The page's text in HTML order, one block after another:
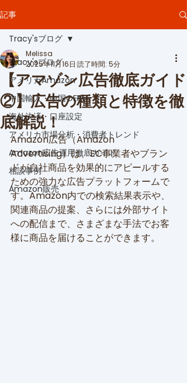
記事
Tracy'sブログ
アメリカAmazon
中国輸入・中国OEM
海外決済・口座設定
アメリカ市場分析・消費者トレンド
Amazon広告運用徹底ガイド
相談事例
Amazon販売
Tracy'sブログ
【アマゾン広告徹底ガイド
②】広告の種類と特徴を徹
底解説！
Melissa
2025年11月16日 読了時間: 5分
Amazon広告（Amazon
Advertising）は、EC事業者やブラン
ドが自社商品を効果的にアピールする
ための強力な広告プラットフォームで
す。Amazon内での検索結果表示や、
関連商品の提案、さらには外部サイト
への配信まで、さまざまな手法でお客
様に商品を届けることができます。